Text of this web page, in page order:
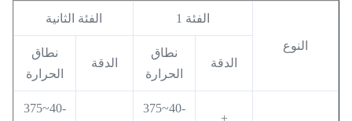
النوع
الفئة 1 الفئة الثانية
الدقة
نطاق
الحرارة
الدقة
نطاق
الحرارة
±
-40~375
-40~375